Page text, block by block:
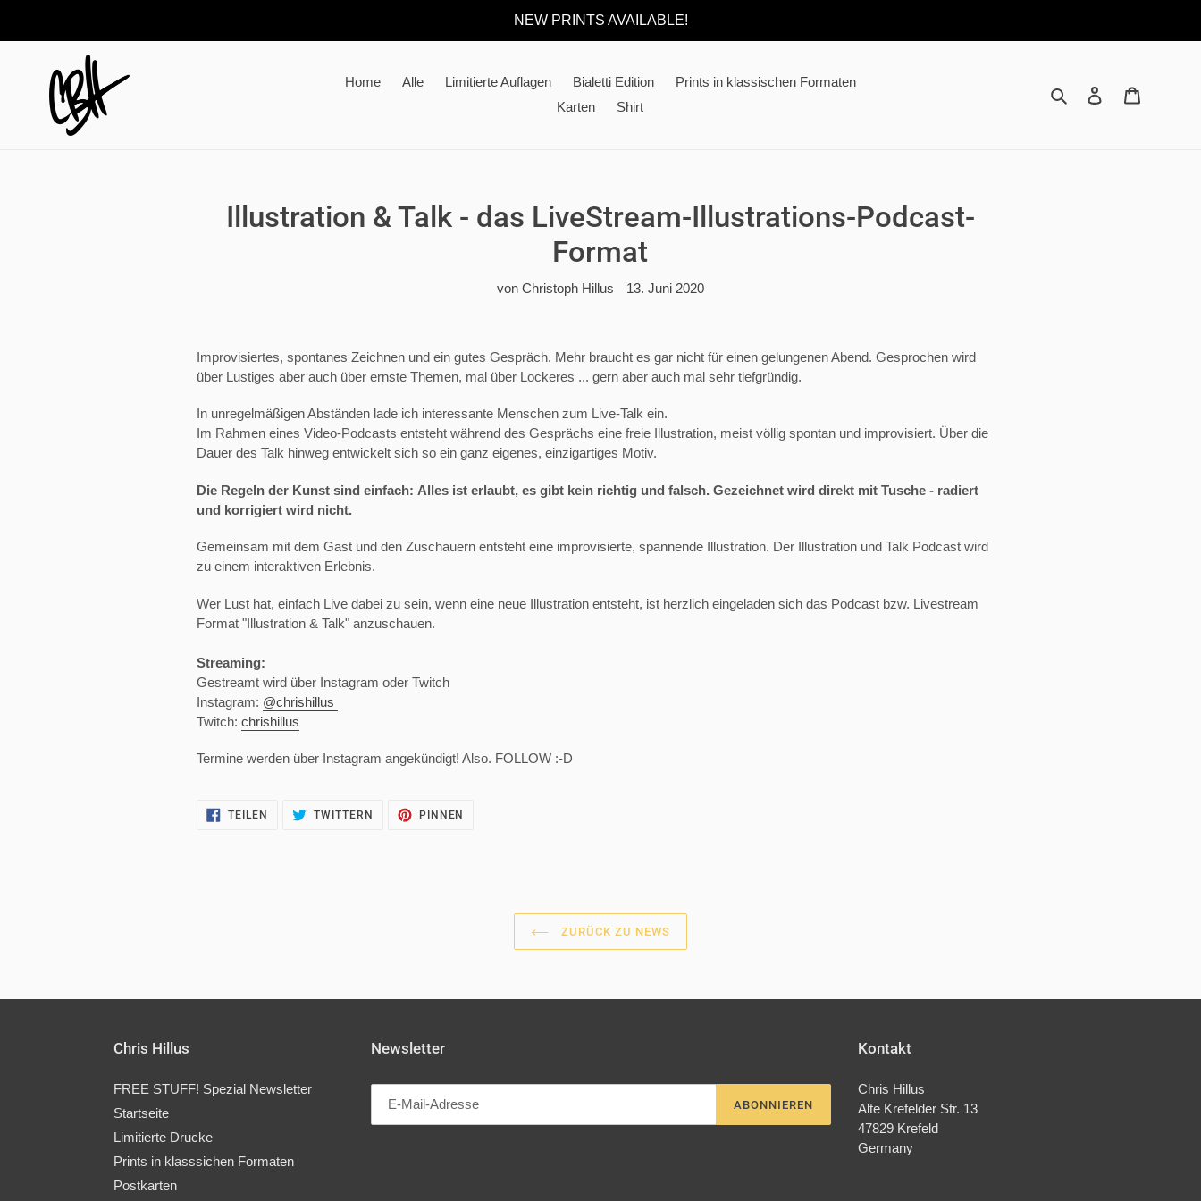
NEW PRINTS AVAILABLE!
Home Alle Limitierte Auflagen Bialetti Edition
Prints in klassischen Formaten
Karten
Shirt
Suchen Einloggen
Illustration & Talk - das LiveStream-Illustrations-Podcast-
Format
von Christoph Hillus 13. Juni 2020
Improvisiertes, spontanes Zeichnen und ein gutes Gespräch. Mehr braucht es gar nicht für einen gelungenen Abend. Gesprochen wird
über Lustiges aber auch über ernste Themen, mal über Lockeres ... gern aber auch mal sehr tiefgründig.
In unregelmäßigen Abständen lade ich interessante Menschen zum Live-Talk ein.
Im Rahmen eines Video-Podcasts entsteht während des Gesprächs eine freie Illustration, meist völlig spontan und improvisiert. Über die
Dauer des Talk hinweg entwickelt sich so ein ganz eigenes, einzigartiges Motiv.
Die Regeln der Kunst sind einfach: Alles ist erlaubt, es gibt kein richtig und falsch. Gezeichnet wird direkt mit Tusche - radiert
und korrigiert wird nicht.
Gemeinsam mit dem Gast und den Zuschauern entsteht eine improvisierte, spannende Illustration. Der Illustration und Talk Podcast wird
zu einem interaktiven Erlebnis.
Wer Lust hat, einfach Live dabei zu sein, wenn eine neue Illustration entsteht, ist herzlich eingeladen sich das Podcast bzw. Livestream
Format "Illustration & Talk" anzuschauen.
Streaming:
Gestreamt wird über Instagram oder Twitch
Instagram: @chrishillus
Twitch:chrishillus
Termine werden über Instagram angekündigt! Also. FOLLOW :-D
TEILEN
FACEBOOK
TWITTERN
TWITTER
PINNEN
ZURÜCK ZU NEWS
Chris Hillus
FREE STUFF! Spezial Newsletter
Startseite
Limitierte Drucke
Prints in klasssichen Formaten
Postkarten
Newsletter
ABONNIEREN
Kontakt
Chris Hillus
Alte Krefelder Str. 13
47829 Krefeld
Germany